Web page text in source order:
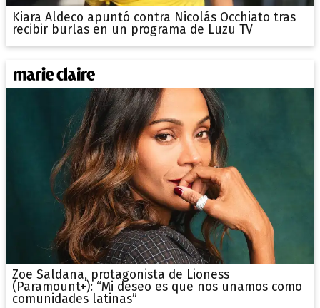
Kiara Aldeco apuntó contra Nicolás Occhiato tras
recibir burlas en un programa de Luzu TV
Zoe Saldana, protagonista de Lioness
(Paramount+): “Mi deseo es que nos unamos como
comunidades latinas”